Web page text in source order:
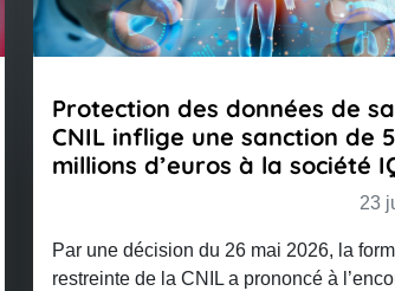
des données de santé : la
une sanction de 5
d’euros à la société IQVIA
du 26 mai 2026, la formation
la CNIL a prononcé à l’encontre de la